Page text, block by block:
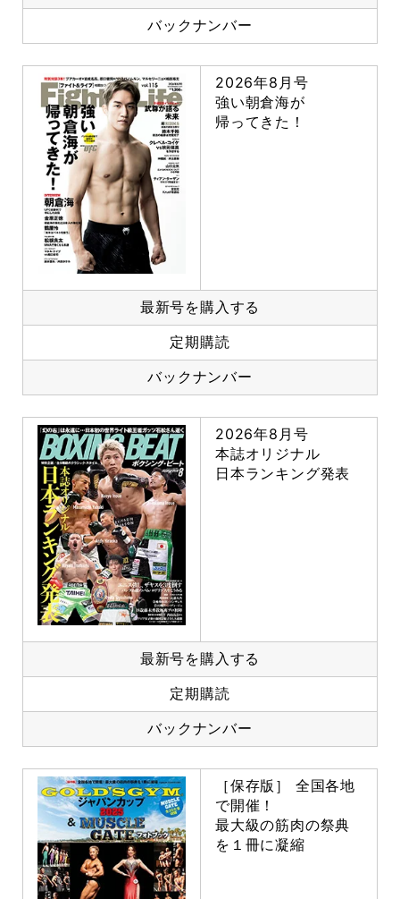
バックナンバー
2026年8月号
強い朝倉海が
帰ってきた！
最新号を購入する
定期購読
バックナンバー
2026年8月号
本誌オリジナル
日本ランキング発表
最新号を購入する
定期購読
バックナンバー
［保存版］ 全国各地
で開催！
最大級の筋肉の祭典
を１冊に凝縮